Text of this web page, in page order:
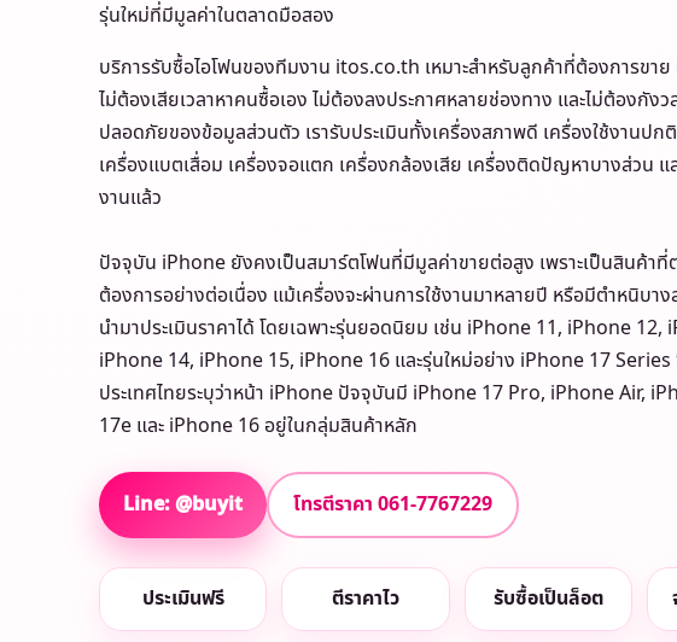
รุ่นใหม่ที่มีมูลค่าในตลาดมือสอง
บริการรับซื้อไอโฟนของทีมงาน itos.co.th เหมาะสำหรับลูกค้าที่ต้องการขา
ไม่ต้องเสียเวลาหาคนซื้อเอง ไม่ต้องลงประกาศหลายช่องทาง และไม่ต้องกังว
ปลอดภัยของข้อมูลส่วนตัว เรารับประเมินทั้งเครื่องสภาพดี เครื่องใช้งานปก
เครื่องแบตเสื่อม เครื่องจอแตก เครื่องกล้องเสีย เครื่องติดปัญหาบางส่วน แล
งานแล้ว
ปัจจุบัน iPhone ยังคงเป็นสมาร์ตโฟนที่มีมูลค่าขายต่อสูง เพราะเป็นสินค้าที่
ต้องการอย่างต่อเนื่อง แม้เครื่องจะผ่านการใช้งานมาหลายปี หรือมีตำหนิบา
นำมาประเมินราคาได้ โดยเฉพาะรุ่นยอดนิยม เช่น iPhone 11, iPhone 12,
iPhone 14, iPhone 15, iPhone 16 และรุ่นใหม่อย่าง iPhone 17
ประเทศไทยระบุว่าหน้า iPhone ปัจจุบันมี iPhone 17 Pro, iPhone Air,
17e และ iPhone 16 อยู่ในกลุ่มสินค้าหลัก
Line: @buyit โทรตีราคา 061-7767229
ประเมินฟรี ตีราคาไว รับซื้อเป็นล็อต